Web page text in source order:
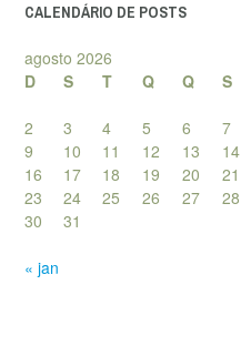
CALENDÁRIO DE POSTS
agosto 2026
D
S T Q Q S
2
3 4 5 6 7
9
10 11 12 13 14
16
17 18 19 20 21
23
24 25 26 27 28
30
31
« jan